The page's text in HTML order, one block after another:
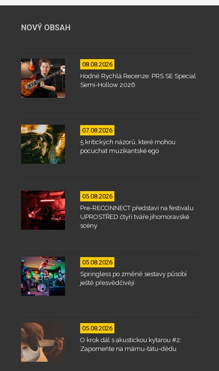
NOVÝ OBSAH
08.08.2026
Hodně Rychlá Recenze: PRS SE Special
Semi-Hollow 2026
07.08.2026
5 kritických názorů, které mohou
pocuchat muzikantské ego
05.08.2026
Pre-RECONNECT představí na festivalu
UPROSTŘED čtyři tváře jihomoravské
scény
05.08.2026
Springless po změně sestavy působí
ještě přesvědčivěji
05.08.2026
O krok dál s akustickou kytarou #2:
Zapomeňte na mámu-tátu-dědu